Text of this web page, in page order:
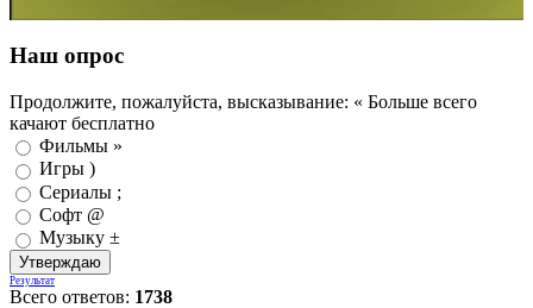
Наш опрос
Продолжите, пожалуйста, высказывание: « Больше всего
качают бесплатно
Фильмы »
Игры )
Сериалы ;
Софт @
Музыку ±
Результат
Всего ответов: 1738